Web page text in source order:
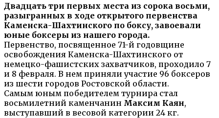
Двадцать три первых места из сорока восьми,
разыгранных в ходе открытого первенства
Каменска-Шахтинского по боксу, завоевали
юные боксеры из нашего города.
Первенство, посвященное 71-й годовщине
освобождения Каменска-Шахтинского от
немецко-фашистских захватчиков, проходило 7
и 8 февраля. В нем приняли участие 96 боксеров
из шести городов Ростовской области.
Самым юным победителем турнира стал
восьмилетний каменчанин Максим Каян,
выступавший в весовой категории 24 кг.